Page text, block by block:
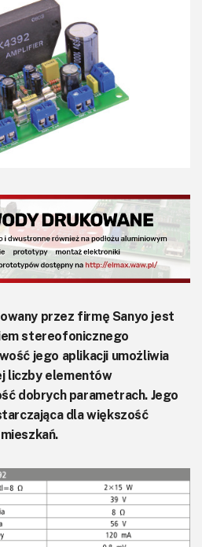
przez firmę Sanyo jest
stereofonicznego
jego aplikacji umożliwia
liczby elementów
dobrych parametrach. Jego
dla większość